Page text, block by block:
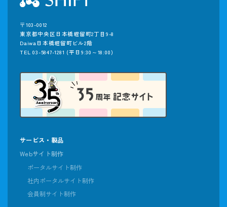
〒103-0012
東京都中央区日本橋堀留町2丁目9-8
Daiwa日本橋堀留町ビル2階
TEL 03-5847-1281 (平日9:30～18:00)
サービス・製品
Webサイト制作
ポータルサイト制作
社内ポータルサイト制作
会員制サイト制作